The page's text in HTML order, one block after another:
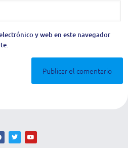
y web en este navegador